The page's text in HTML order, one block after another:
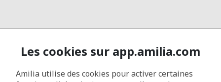
Les cookies sur app.amilia.com
Amilia utilise des cookies pour activer certaines